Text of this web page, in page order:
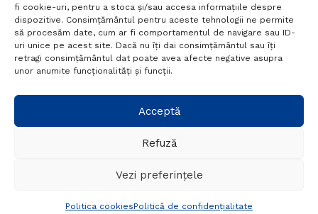
fi cookie-uri, pentru a stoca și/sau accesa informațiile despre
dispozitive. Consimțământul pentru aceste tehnologii ne permite
să procesăm date, cum ar fi comportamentul de navigare sau ID-
uri unice pe acest site. Dacă nu îți dai consimțământul sau îți
retragi consimțământul dat poate avea afecte negative asupra
unor anumite funcționalități și funcții.
Acceptă
Refuză
Vezi preferințele
Politica cookiesPolitică de confidențialitate
Termeni si conditii
Politică de confidențialitate
Politica cookies
Setări GDPR
+40 788 760 194